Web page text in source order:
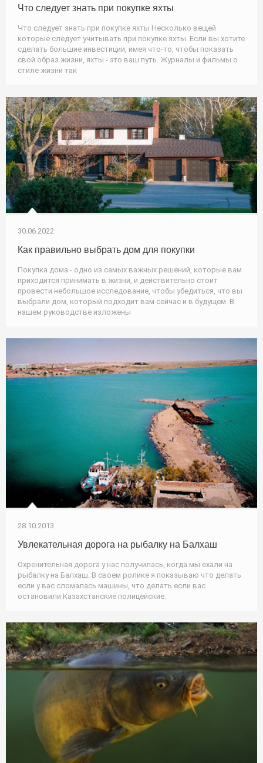
Что следует знать при покупке яхты
Что следует знать при покупке яхты Несколько вещей
которые следует учитывать при покупке яхты. Если вы хотите
сделать большие инвестиции, имея что-то, чтобы показать
свой образ жизни, яхты - это ваш путь. Журналы и фильмы о
стиле жизни так
30.06.2022
Как правильно выбрать дом для покупки
Покупка дома - одно из самых важных решений, которые вам
приходится принимать в жизни, и действительно стоит
провести небольшое исследование, чтобы убедиться, что вы
выбрали дом, который подходит вам сейчас и в будущем. В
нашем руководстве изложены
28.10.2013
Увлекательная дорога на рыбалку на Балхаш
Охренительная дорога у нас получилась, когда мы ехали на
рыбалку на Балхаш. В своем ролике я показываю что делать
если у вас сломалась машины, что делать если вас
остановили Казахстанские полицейские.